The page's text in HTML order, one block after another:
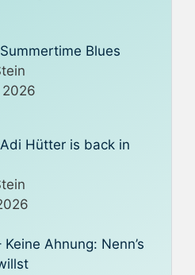
Blues
2026
Hütter is back in
Keine Ahnung: Nenn’s